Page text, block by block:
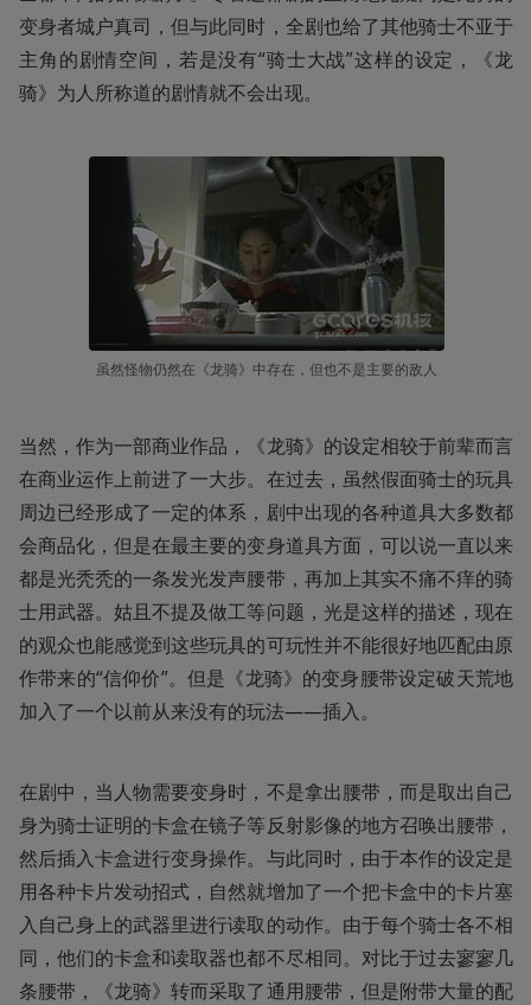
变身者城户真司，但与此同时，全剧也给了其他骑士不亚于
主角的剧情空间，若是没有“骑士大战”这样的设定，《龙
骑》为人所称道的剧情就不会出现。
虽然怪物仍然在《龙骑》中存在，但也不是主要的敌人
当然，作为一部商业作品，《龙骑》的设定相较于前辈而言
在商业运作上前进了一大步。在过去，虽然假面骑士的玩具
周边已经形成了一定的体系，剧中出现的各种道具大多数都
会商品化，但是在最主要的变身道具方面，可以说一直以来
都是光秃秃的一条发光发声腰带，再加上其实不痛不痒的骑
士用武器。姑且不提及做工等问题，光是这样的描述，现在
的观众也能感觉到这些玩具的可玩性并不能很好地匹配由原
作带来的“信仰价”。但是《龙骑》的变身腰带设定破天荒地
加入了一个以前从来没有的玩法——插入。
在剧中，当人物需要变身时，不是拿出腰带，而是取出自己
身为骑士证明的卡盒在镜子等反射影像的地方召唤出腰带，
然后插入卡盒进行变身操作。与此同时，由于本作的设定是
用各种卡片发动招式，自然就增加了一个把卡盒中的卡片塞
入自己身上的武器里进行读取的动作。由于每个骑士各不相
同，他们的卡盒和读取器也都不尽相同。对比于过去寥寥几
条腰带，《龙骑》转而采取了通用腰带，但是附带大量的配